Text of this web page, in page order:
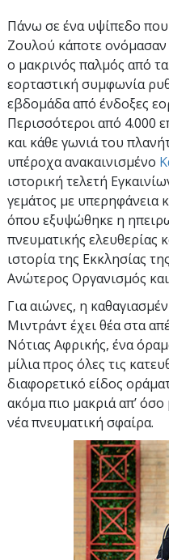
Πάνω σε ένα υψίπεδο
Ζουλού κάποτε
ο μακρινός παλμός από
εορταστική συμφωνία
εβδομάδα από ένδοξες
Περισσότεροι από 4.000
και κάθε γωνιά του
υπέροχα ανακαινισμένο
ιστορική τελετή
γεμάτος με υπερηφάνεια
όπου εξυψώθηκε η
πνευματικής ελευθερίας
ιστορία της Εκκλησίας
Ανώτερος Οργανισμός
Για αιώνες, η
Μιντράντ έχει θέα στα
Νότιας Αφρικής, ένα
μίλια προς όλες τις
διαφορετικό είδος
ακόμα πιο μακριά απ’ όσο
νέα πνευματική σφαίρα.